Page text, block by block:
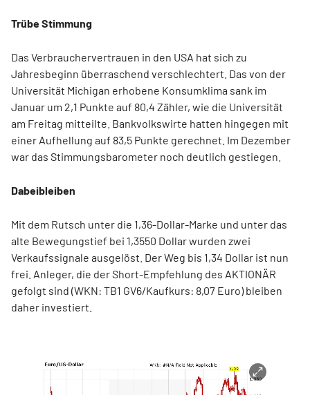
Trübe Stimmung
Das Verbrauchervertrauen in den USA hat sich zu
Jahresbeginn überraschend verschlechtert. Das von der
Universität Michigan erhobene Konsumklima sank im
Januar um 2,1 Punkte auf 80,4 Zähler, wie die Universität
am Freitag mitteilte. Bankvolkswirte hatten hingegen mit
einer Aufhellung auf 83,5 Punkte gerechnet. Im Dezember
war das Stimmungsbarometer noch deutlich gestiegen.
Dabeibleiben
Mit dem Rutsch unter die 1,36-Dollar-Marke und unter das
alte Bewegungstief bei 1,3550 Dollar wurden zwei
Verkaufssignale ausgelöst. Der Weg bis 1,34 Dollar ist nun
frei. Anleger, die der Short-Empfehlung des AKTIONÄR
gefolgt sind (WKN: TB1 GV6/Kaufkurs: 8,07 Euro) bleiben
daher investiert.